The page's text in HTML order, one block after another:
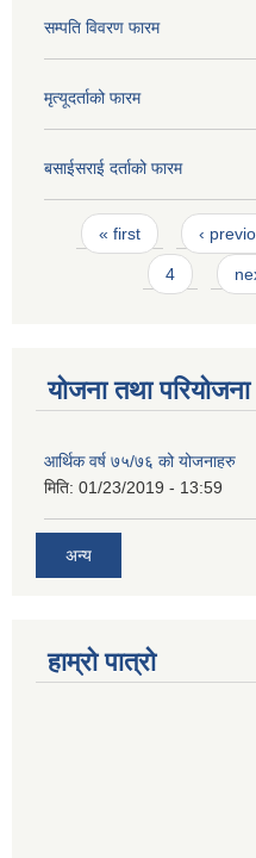
सम्पति विवरण फारम
मृत्यूदर्ताको फारम
बसाईसराई दर्ताको फारम
Pages
« first ‹
4
योजना तथा परियोजना
आर्थिक वर्ष ७५/७६ को योजनाहरु
मिति: 01/23/2019 - 13:59
अन्य
हाम्रो पात्रो